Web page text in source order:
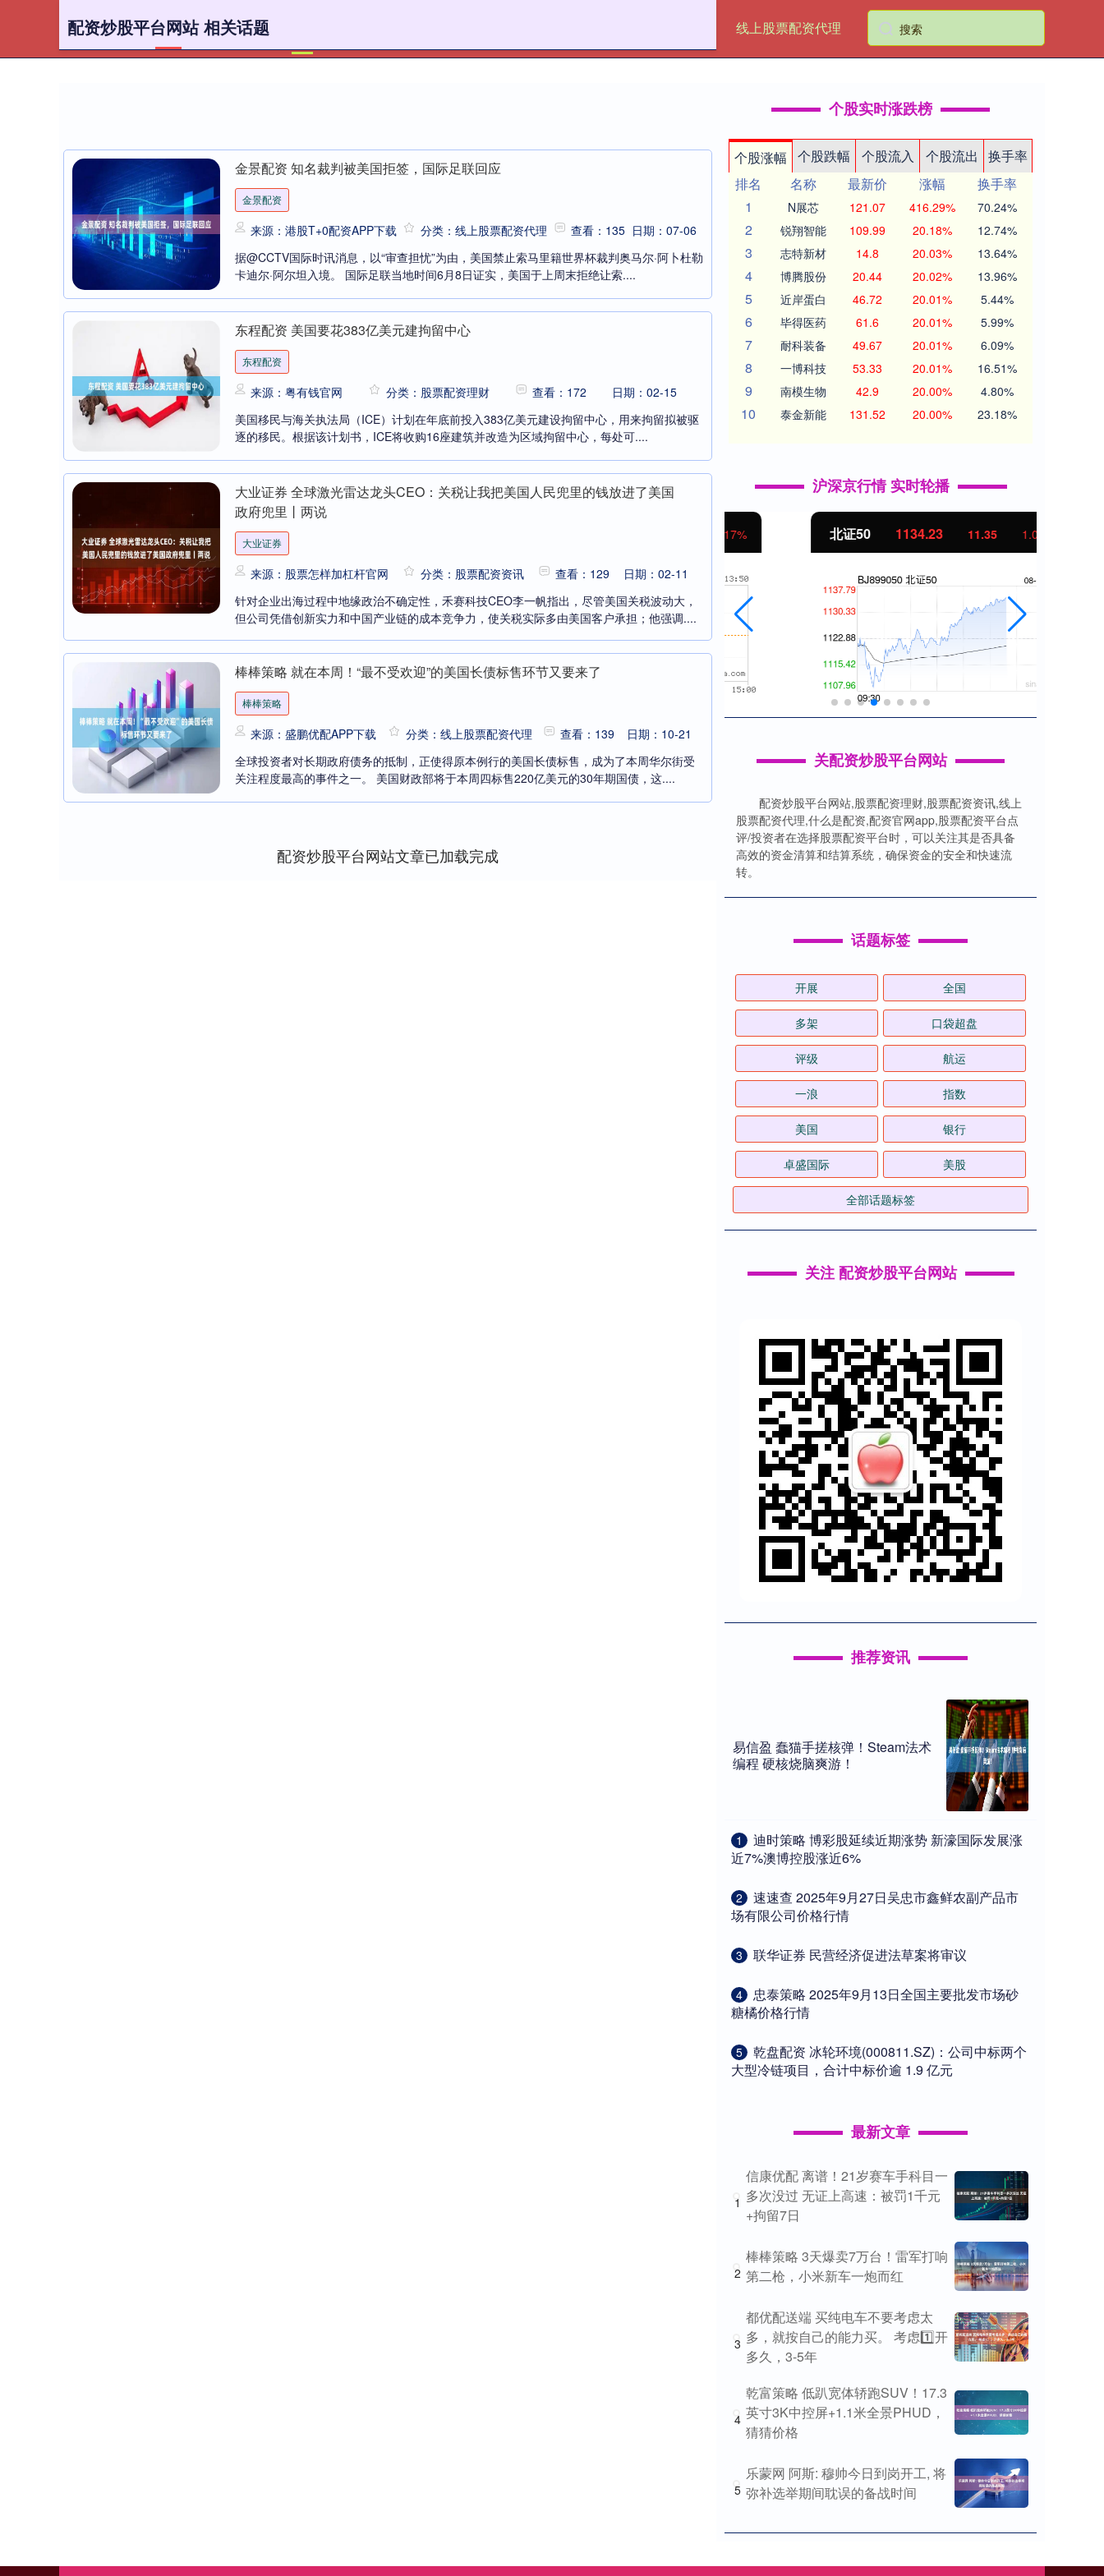
线上股票配资代理
配资炒股平台网站 相关话题
金景配资 知名裁判被美国拒签，国际足联回应
金景配资
来源：港股T+0配资APP下载 分类：线上股票配资代理 查看：135 日期：07-06
据@CCTV国际时讯消息，以“审查担忧”为由，美国禁止索马里籍世界杯裁判奥马尔·阿卜杜勒
卡迪尔·阿尔坦入境。 国际足联当地时间6月8日证实，美国于上周末拒绝让索....
东程配资 美国要花383亿美元建拘留中心
东程配资
来源：粤有钱官网 分类：股票配资理财 查看：172
日期：02-15
美国移民与海关执法局（ICE）计划在年底前投入383亿美元建设拘留中心，用来拘留拟被驱
逐的移民。根据该计划书，ICE将收购16座建筑并改造为区域拘留中心，每处可....
大业证券 全球激光雷达龙头CEO：关税让我把美国人民兜里的钱放进了美国
政府兜里丨两说
大业证券
来源：股票怎样加杠杆官网 分类：股票配资资讯 查看：129
日期：02-11
针对企业出海过程中地缘政治不确定性，禾赛科技CEO李一帆指出，尽管美国关税波动大，
但公司凭借创新实力和中国产业链的成本竞争力，使关税实际多由美国客户承担；他强调....
棒棒策略 就在本周！“最不受欢迎”的美国长债标售环节又要来了
棒棒策略
来源：盛鹏优配APP下载 分类：线上股票配资代理 查看：139
日期：10-21
全球投资者对长期政府债务的抵制，正使得原本例行的美国长债标售，成为了本周华尔街受
关注程度最高的事件之一。 美国财政部将于本周四标售220亿美元的30年期国债，这....
配资炒股平台网站文章已加载完成
个股实时涨跌榜
个股涨幅 个股跌幅 个股流入 个股流出
换手率
排名
名称 最新价 涨幅
换手率
1
N展芯 121.07 416.29% 70.24%
2 锐翔智能 109.99 20.18% 12.74%
3 志特新材 14.8 20.03% 13.64%
4 博腾股份 20.44 20.02% 13.96%
5 近岸蛋白 46.72 20.01% 5.44%
6 毕得医药 61.6 20.01% 5.99%
7 耐科装备 49.67 20.01% 6.09%
8 一博科技 53.33 20.01% 16.51%
9 南模生物 42.9 20.00% 4.80%
10 泰金新能 131.52 20.00% 23.18%
沪深京行情 实时轮播
深证成指 14387.72 277.60 1134.23 11.35 1.01%
关配资炒股平台网站
配资炒股平台网站,股票配资理财,股票配资资讯,线上
股票配资代理,什么是配资,配资官网app,股票配资平台点
评/投资者在选择股票配资平台时，可以关注其是否具备
高效的资金清算和结算系统，确保资金的安全和快速流
转。
话题标签
开展 全国
多架 口袋超盘
评级 航运
一浪 指数
美国 银行
卓盛国际 美股
全部话题标签
关注 配资炒股平台网站
推荐资讯
易信盈 蠢猫手搓核弹！Steam法术
编程 硬核烧脑爽游！
1
​迪时策略 博彩股延续近期涨势 新濠国际发展涨
近7%澳博控股涨近6%
2
​速速查 2025年9月27日吴忠市鑫鲜农副产品市
场有限公司价格行情
3 ​联华证券 民营经济促进法草案将审议
4
​忠泰策略 2025年9月13日全国主要批发市场砂
糖橘价格行情
5
​乾盘配资 冰轮环境(000811.SZ)：公司中标两个
大型冷链项目，合计中标价逾 1.9 亿元
最新文章
1
信康优配 离谱！21岁赛车手科目一
多次没过 无证上高速：被罚1千元
+拘留7日
2
棒棒策略 3天爆卖7万台！雷军打响
第二枪，小米新车一炮而红
3
都优配送端 买纯电车不要考虑太
多，就按自己的能力买。 考虑1️⃣开
多久，3-5年
4
乾富策略 低趴宽体轿跑SUV！17.3
英寸3K中控屏+1.1米全景PHUD，
猜猜价格
5
乐蒙网 阿斯: 穆帅今日到岗开工, 将
弥补选举期间耽误的备战时间